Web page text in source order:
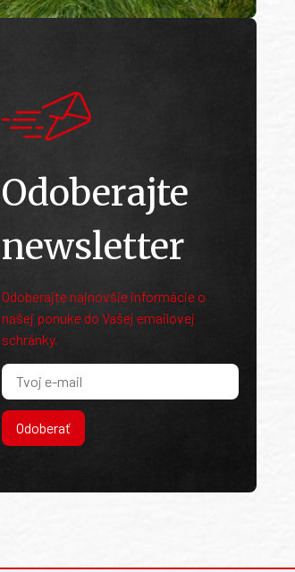
Odoberajte
newsletter
Odoberajte najnovšie informácie o
našej ponuke do Vašej emailovej
schránky.
Odoberať